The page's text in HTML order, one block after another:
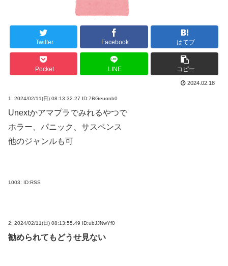
Twitter Facebook はてブ
Pocket LINE コピー
2024.02.18
1: 2024/02/11(日) 08:13:32.27 ID:7BGeuonb0
Unextかアマプラでみれるやつで
ホラー、パニック、サスペンス
他のジャンルも可
1003: ID:RSS
2: 2024/02/11(日) 08:13:55.49 ID:ubJJNwYf0
勧められてもどうせ見ない